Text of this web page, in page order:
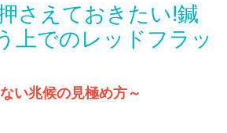
さえておきたい!鍼
上でのレッドフラッ
い兆候の見極め方～